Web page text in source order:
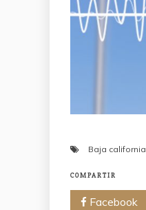
Baja california
COMPARTIR
Facebook